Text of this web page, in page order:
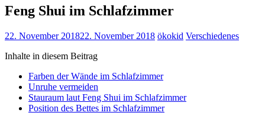
Feng Shui im Schlafzimmer
22. November 201822. November 2018 ökokid Verschiedenes
Inhalte in diesem Beitrag
Farben der Wände im Schlafzimmer
Unruhe vermeiden
Stauraum laut Feng Shui im Schlafzimmer
Position des Bettes im Schlafzimmer